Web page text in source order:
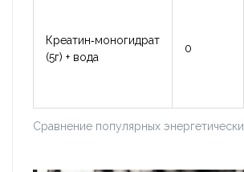
Сравнение популярных
Креатин‑моногидрат
(5г) + вода
0